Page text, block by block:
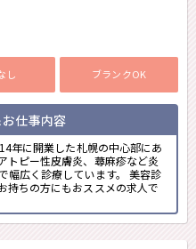
し ブランクOK
仕事内容
年に開業した札幌の中心部にあ
トピー性皮膚炎、蕁麻疹など炎
幅広く診療しています。 美容診
持ちの方にもおススメの求人で